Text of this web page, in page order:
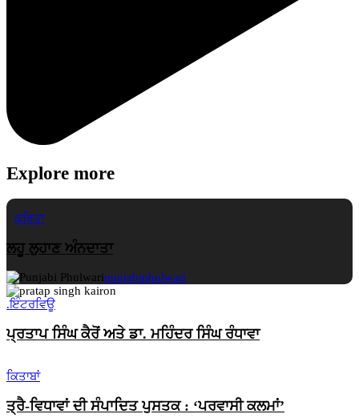
Explore more
ਕਵਿਤਾ
ਲਹੂ ਲੁਹਾਣ ਅੰਨਦਾਤਾ
punjabiphulwari
.ਇੰਟਰਵਿਊ
ਪ੍ਰਤਾਪ ਸਿੰਘ ਕੈਰੋਂ ਅਤੇ ਡਾ. ਮਹਿੰਦਰ ਸਿੰਘ ਰੰਧਾਵਾ
ਕਿਤਾਬਾਂ
ਤ੍ਰੈ-ਵਿਧਾਵਾਂ ਦੀ ਸੰਪਾਦਿਤ ਪੁਸਤਕ : ‘ਪਰਵਾਸੀ ਕਲਮਾਂ’